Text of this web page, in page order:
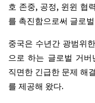
호 존중, 공정, 윈윈 협
를 촉진함으로써 글로
중국은 수년간 광범위
으로 하는 글로벌 거
직면한 긴급한 문제 해
를 제공해 왔다.